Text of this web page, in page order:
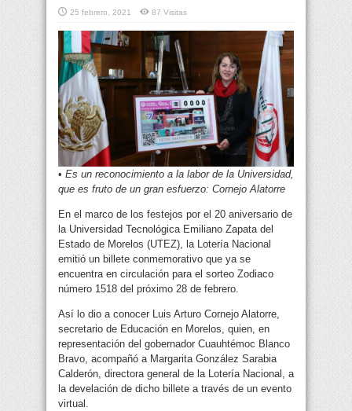
25 febrero, 2021 87 Visitas
• Es un reconocimiento a la labor de la Universidad,
que es fruto de un gran esfuerzo: Cornejo Alatorre
En el marco de los festejos por el 20 aniversario de
la Universidad Tecnológica Emiliano Zapata del
Estado de Morelos (UTEZ), la Lotería Nacional
emitió un billete conmemorativo que ya se
encuentra en circulación para el sorteo Zodiaco
número 1518 del próximo 28 de febrero.
Así lo dio a conocer Luis Arturo Cornejo Alatorre,
secretario de Educación en Morelos, quien, en
representación del gobernador Cuauhtémoc Blanco
Bravo, acompañó a Margarita González Sarabia
Calderón, directora general de la Lotería Nacional, a
la develación de dicho billete a través de un evento
virtual.